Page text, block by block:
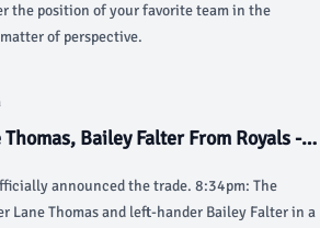
the position of your favorite team in the
of perspective.
Bailey Falter From Royals -
announced the trade. 8:34pm: The
Lane Thomas and left-hander Bailey Falter in a